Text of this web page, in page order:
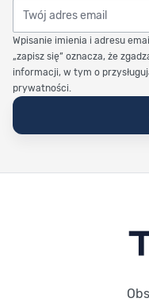
Twój adres email
Wpisanie imienia i adresu
„zapisz się” oznacza, że
informacji, w tym o
prywatności.